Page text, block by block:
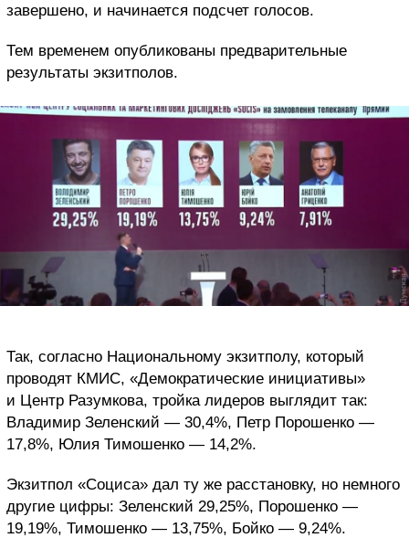
завершено, и начинается подсчет голосов.
Тем временем опубликованы предварительные
результаты экзитполов.
Так, согласно Национальному экзитполу, который
проводят КМИС, «Демократические инициативы»
и Центр Разумкова, тройка лидеров выглядит так:
Владимир Зеленский — 30,4%, Петр Порошенко —
17,8%, Юлия Тимошенко — 14,2%.
Экзитпол «Социса» дал ту же расстановку, но немного
другие цифры: Зеленский 29,25%, Порошенко —
19,19%, Тимошенко — 13,75%, Бойко — 9,24%.